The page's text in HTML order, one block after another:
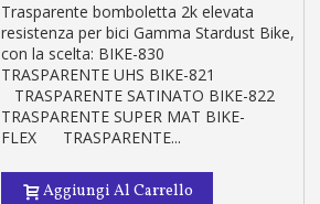
Trasparente bomboletta 2k elevata
resistenza per bici Gamma Stardust Bike,
con la scelta: BIKE-830
TRASPARENTE UHS BIKE-821
TRASPARENTE SATINATO BIKE-822
TRASPARENTE SUPER MAT BIKE-
FLEX TRASPARENTE...
Aggiungi Al Carrello